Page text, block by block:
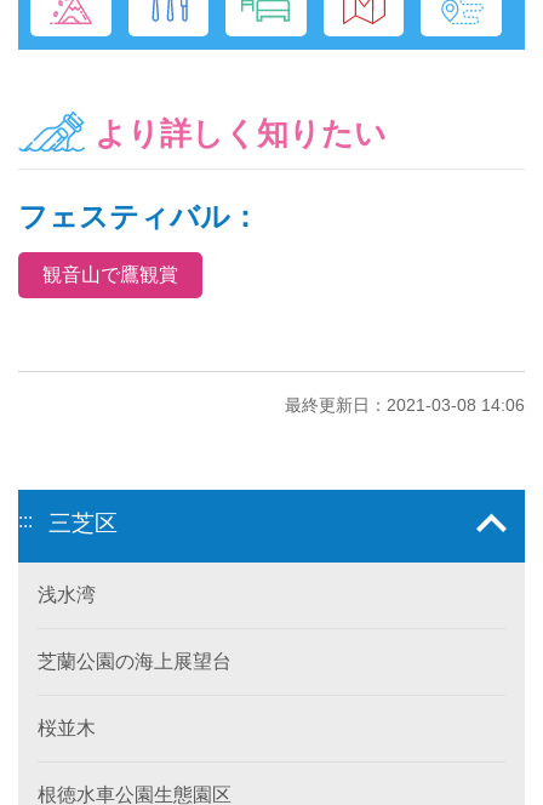
より詳しく知りたい
フェスティバル：
観音山で鷹観賞
最終更新日：2021-03-08 14:06
::: 三芝区
浅水湾
芝蘭公園の海上展望台
桜並木
根徳水車公園生態園区